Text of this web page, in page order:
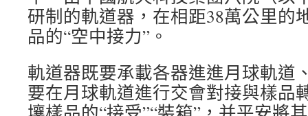
研制的軌道器，在相距38萬公里的
品的“空中接力”。
軌道器既要承載各器進進月球軌道
要在月球軌道進行交會對接與樣品